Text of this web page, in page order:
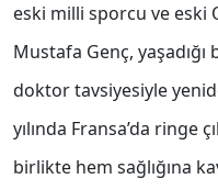
eski milli sporcu ve eski
Mustafa Genç, yaşadığı
doktor tavsiyesiyle
yılında Fransa’da ringe
birlikte hem sağlığına